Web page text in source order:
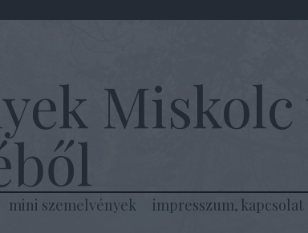
mini szemelvények impresszum, kapcsolat